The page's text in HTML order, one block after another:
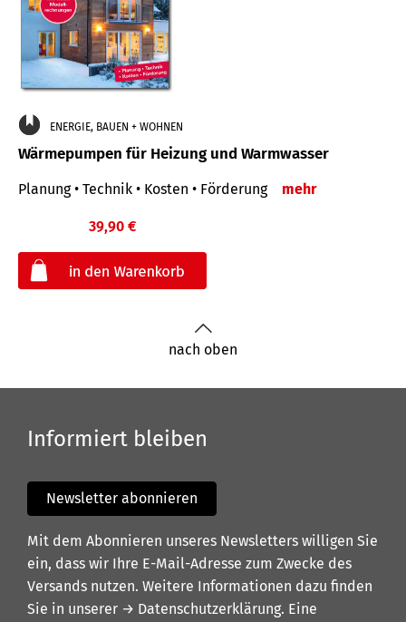
ENERGIE, BAUEN + WOHNEN
Wärmepumpen für Heizung und Warmwasser
Planung • Technik • Kosten • Förderung mehr
39,90 €
nach oben
Informiert bleiben
Newsletter abonnieren
Mit dem Abonnieren unseres Newsletters willigen Sie
ein, dass wir Ihre E-Mail-Adresse zum Zwecke des
Versands nutzen. Weitere Informationen dazu finden
Sie in unserer → Datenschutzerklärung. Eine